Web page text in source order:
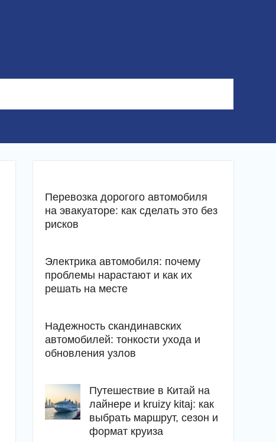
Перевозка дорогого автомобиля
на эвакуаторе: как сделать это без
рисков
Электрика автомобиля: почему
проблемы нарастают и как их
решать на месте
Надежность скандинавских
автомобилей: тонкости ухода и
обновления узлов
Путешествие в Китай на
лайнере и kruizy kitaj: как
выбрать маршрут, сезон и
формат круиза